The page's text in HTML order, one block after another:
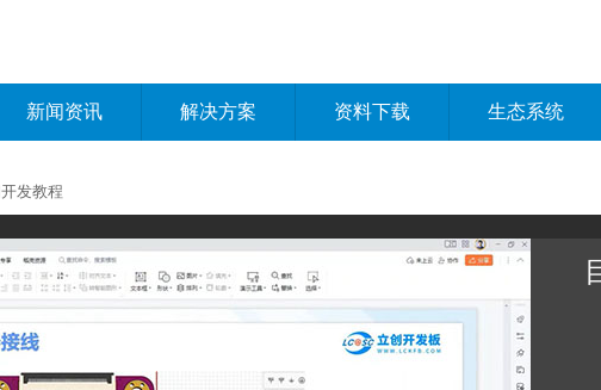
新闻资讯 解决方案 资料下载 生态系统
发教程